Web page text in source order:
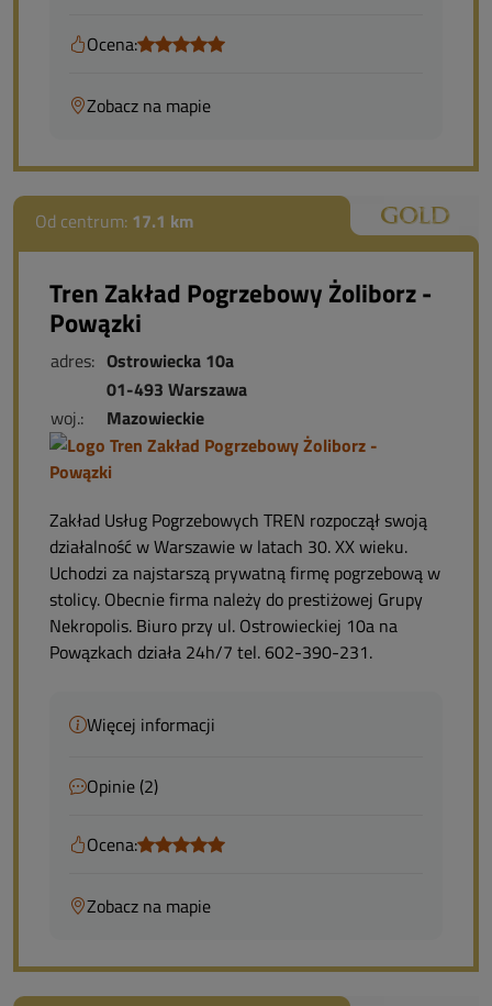
Ocena:
Zobacz na mapie
Od centrum: 17.1 km
Tren Zakład Pogrzebowy Żoliborz -
Powązki
adres: Ostrowiecka 10a
01-493 Warszawa
woj.:
Mazowieckie
Zakład Usług Pogrzebowych TREN rozpoczął swoją
działalność w Warszawie w latach 30. XX wieku.
Uchodzi za najstarszą prywatną firmę pogrzebową w
stolicy. Obecnie firma należy do prestiżowej Grupy
Nekropolis. Biuro przy ul. Ostrowieckiej 10a na
Powązkach działa 24h/7 tel. 602-390-231.
Więcej informacji
Opinie (2)
Ocena:
Zobacz na mapie